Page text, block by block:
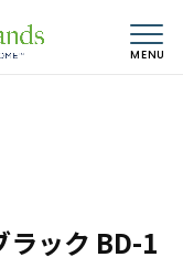
ラック BD-1